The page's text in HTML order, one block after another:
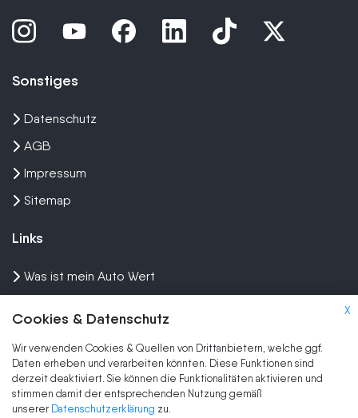
X
Cookies & Datenschutz
Wir verwenden Cookies & Quellen von Drittanbietern, welche ggf.
Daten erheben und verarbeiten könnten. Diese Funktionen sind
derzeit deaktiviert. Sie können die Funktionalitäten aktivieren und
stimmen damit der entsprechenden Nutzung gemäß
unserer Datenschutzerklärung zu.
Sonstiges
Datenschutz
AGB
Impressum
Sitemap
Links
Was ist mein Auto Wert
Wir kaufen dein Auto
Marken